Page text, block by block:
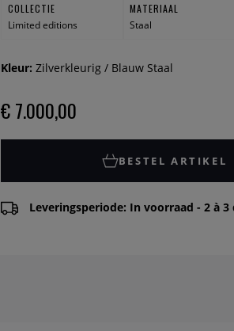
COLLECTIE
Limited editions
MATERIAAL
Staal
Kleur: Zilverkleurig / Blauw Staal
€ 7.000,00
BESTEL ARTIKEL
Leveringsperiode: In voorraad - 2 à 3